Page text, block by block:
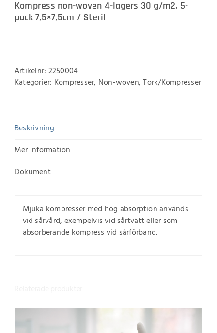
Kompress non-woven 4-lagers 30 g/m2, 5-
pack 7,5×7,5cm / Steril
Artikelnr: 2250004
Kategorier: Kompresser, Non-woven,Tork/Kompresser
Beskrivning
Mer information
Dokument
Mjuka kompresser med hög absorption används
vid sårvård, exempelvis vid sårtvätt eller som
absorberande kompress vid sårförband.